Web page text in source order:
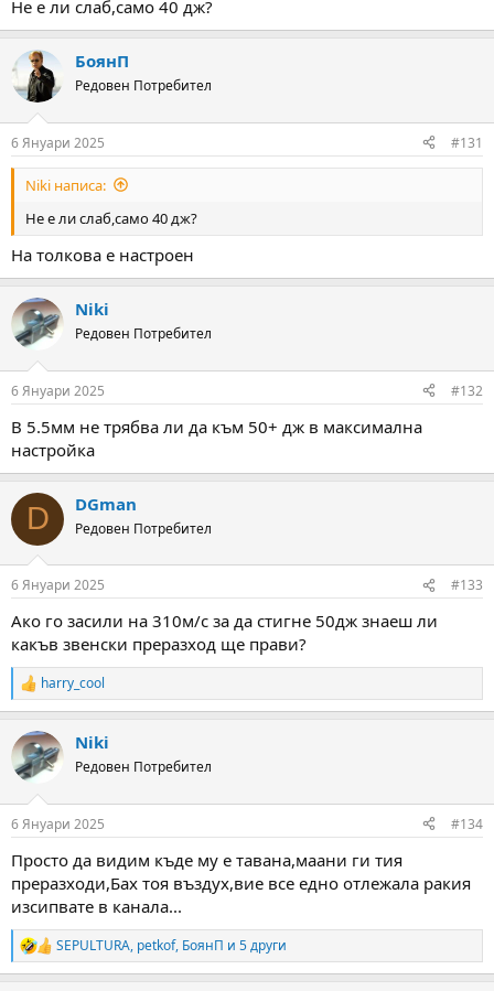
Не е ли слаб,само 40 дж?
БоянП
Редовен Потребител
6 Януари 2025 #131
Niki написа:
Не е ли слаб,само 40 дж?
На толкова е настроен
Niki
Редовен Потребител
6 Януари 2025 #132
В 5.5мм не трябва ли да към 50+ дж в максимална
настройка
D DGman
Редовен Потребител
6 Януари 2025 #133
Ако го засили на 310м/с за да стигне 50дж знаеш ли
какъв звенски преразход ще прави?
R
e
c
t
i
s
harry_cool
Niki
Редовен Потребител
6 Януари 2025 #134
Просто да видим къде му е тавана,маани ги тия
преразходи,Бах тоя въздух,вие все едно отлежала ракия
изсипвате в канала...
R
e
SEPULTURA, petkof, БоянП и 5 други